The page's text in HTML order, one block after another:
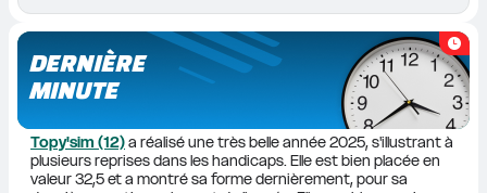
DERNIÈRE
MINUTE
Topy'sim (12) a réalisé une très belle année 2025, s'illustrant à
plusieurs reprises dans les handicaps. Elle est bien placée en
valeur 32,5 et a montré sa forme dernièrement, pour sa